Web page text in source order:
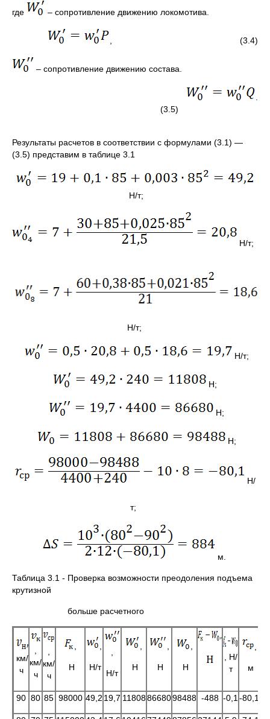
где – сопротивление движению локомотива.
, (3.4)
– сопротивление движению состава.
(3.5)
Результаты расчетов в соответствии с формулами (3.1) ―
(3.5) представим в таблице 3.1
Н/т;
Н/т;
Н/т;
Н/т;
Н;
Н;
Н;
Н/
т;
м.
Таблица 3.1 ‑ Проверка возможности преодоления подъема
крутизной
больше расчетного
км/
ч
км/
ч
км/
ч
Н Н/т
Н/т
Н Н Н
, Н/
т
м
90 80 85 98000 49,2 19,7 118088668098488 -488 -0,1 -80,1